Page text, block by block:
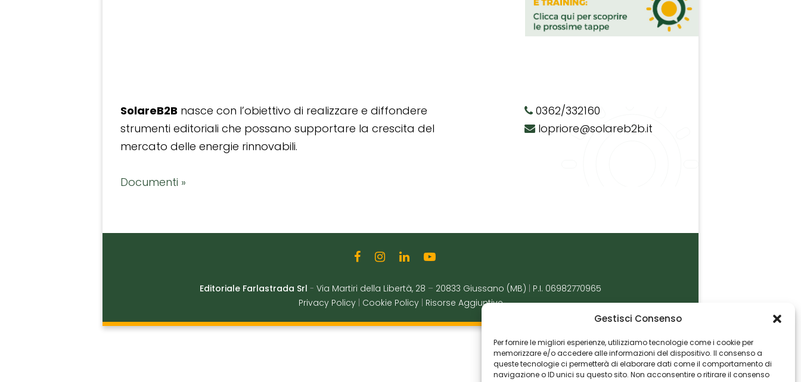
Gestisci Consenso
Per fornire le migliori esperienze, utilizziamo tecnologie come i cookie per
memorizzare e/o accedere alle informazioni del dispositivo. Il consenso a
queste tecnologie ci permetterà di elaborare dati come il comportamento di
navigazione o ID unici su questo sito. Non acconsentire o ritirare il consenso
SolareB2B nasce con l’obiettivo di realizzare e diffondere
strumenti editoriali che possano supportare la crescita del
mercato delle energie rinnovabili.
Documenti »
0362/332160
lopriore@solareb2b.it
Editoriale Farlastrada Srl - Via Martiri della Libertà, 28 – 20833 Giussano (MB)
P.I. 06982770965
Privacy Policy
Cookie Policy Risorse Aggiuntive